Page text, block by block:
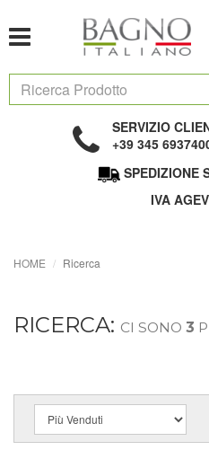
SERVIZIO
+39 345
SPEDIZIONE
IVA
HOME Ricerca
RICERCA: CI SONO 3